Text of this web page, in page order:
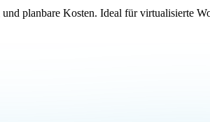
planbare Kosten. Ideal für virtualisierte